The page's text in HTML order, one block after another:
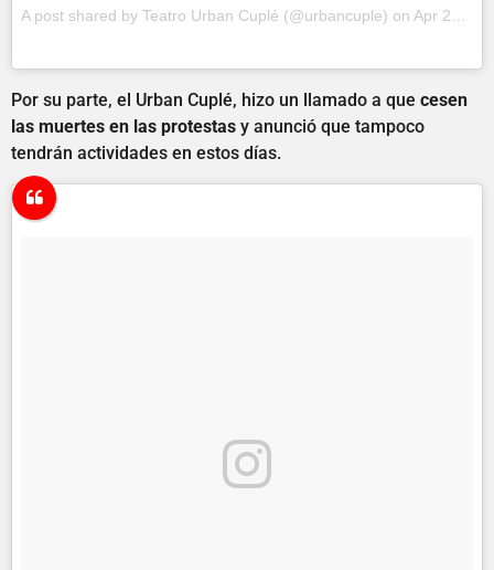
A post shared by Teatro Urban Cuplé (@urbancuple) on Apr 20, 2017 at 8:32am PDT
Por su parte, el Urban Cuplé, hizo un llamado a que cesen
las muertes en las protestas y anunció que tampoco
tendrán actividades en estos días.